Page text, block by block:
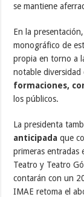
se mantiene
En la
monográfico de
propia en torno a
notable diversidad
formaciones,
los públicos.
La presidenta
anticipada que
primeras entradas
Teatro y Teatro
contarán con un
IMAE retoma el